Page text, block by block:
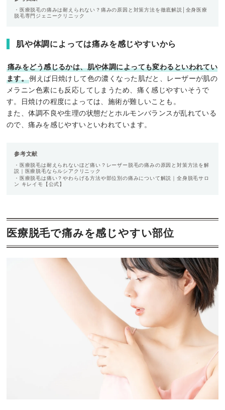
・医療脱毛の痛みは耐えられない？痛みの原因と対策方法を徹底解説│全身医療
脱毛専門ジェニークリニック
肌や体調によっては痛みを感じやすいから
痛みをどう感じるかは、肌や体調によっても変わるといわれてい
ます。例えば日焼けして色の濃くなった肌だと、レーザーが肌の
メラニン色素にも反応してしまうため、痛く感じやすいそうで
す。日焼けの程度によっては、施術が難しいことも。
また、体調不良や生理の状態だとホルモンバランスが乱れている
ので、痛みを感じやすいといわれています。
参考文献
・医療脱毛は耐えられないほど痛い？レーザー脱毛の痛みの原因と対策方法を解
説｜医療脱毛ならルシアクリニック
・医療脱毛は痛い？やわらげる方法や部位別の痛みについて解説｜全身脱毛サロ
ン キレイモ【公式】
医療脱毛で痛みを感じやすい部位